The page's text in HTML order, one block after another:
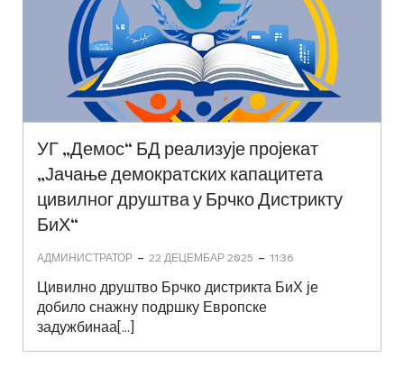
УГ „Демос“ БД реализује пројекат
„Јачање демократских капацитета
цивилног друштва у Брчко Дистрикту
БиХ“
АДМИНИСТРАТОР - 22 ДЕЦЕМБАР 2025 - 11:36
Цивилно друштво Брчко дистрикта БиХ је
добило снажну подршку Европске
задужбинаа[…]